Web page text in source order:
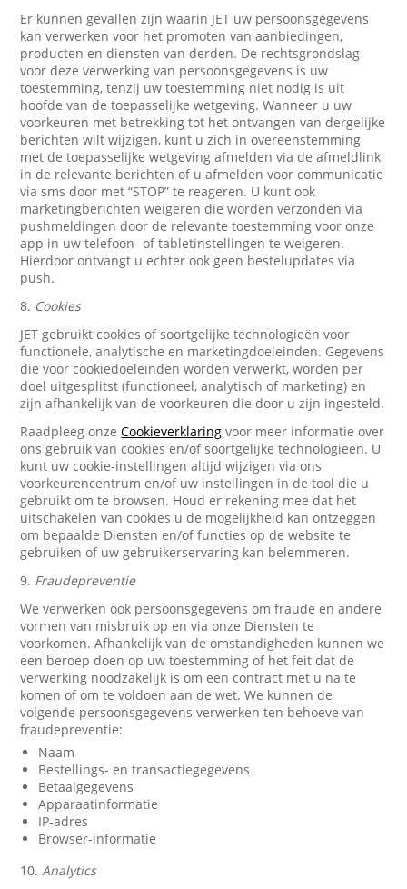
Er kunnen gevallen zijn waarin JET uw persoonsgegevens
kan verwerken voor het promoten van aanbiedingen,
producten en diensten van derden. De rechtsgrondslag
voor deze verwerking van persoonsgegevens is uw
toestemming, tenzij uw toestemming niet nodig is uit
hoofde van de toepasselijke wetgeving. Wanneer u uw
voorkeuren met betrekking tot het ontvangen van dergelijke
berichten wilt wijzigen, kunt u zich in overeenstemming
met de toepasselijke wetgeving afmelden via de afmeldlink
in de relevante berichten of u afmelden voor communicatie
via sms door met “STOP” te reageren. U kunt ook
marketingberichten weigeren die worden verzonden via
pushmeldingen door de relevante toestemming voor onze
app in uw telefoon- of tabletinstellingen te weigeren.
Hierdoor ontvangt u echter ook geen bestelupdates via
push.
8. Cookies
JET gebruikt cookies of soortgelijke technologieën voor
functionele, analytische en marketingdoeleinden. Gegevens
die voor cookiedoeleinden worden verwerkt, worden per
doel uitgesplitst (functioneel, analytisch of marketing) en
zijn afhankelijk van de voorkeuren die door u zijn ingesteld.
Raadpleeg onzeCookieverklaring voor meer informatie over
ons gebruik van cookies en/of soortgelijke technologieën. U
kunt uw cookie-instellingen altijd wijzigen via ons
voorkeurencentrum en/of uw instellingen in de tool die u
gebruikt om te browsen. Houd er rekening mee dat het
uitschakelen van cookies u de mogelijkheid kan ontzeggen
om bepaalde Diensten en/of functies op de website te
gebruiken of uw gebruikerservaring kan belemmeren.
9. Fraudepreventie
We verwerken ook persoonsgegevens om fraude en andere
vormen van misbruik op en via onze Diensten te
voorkomen. Afhankelijk van de omstandigheden kunnen we
een beroep doen op uw toestemming of het feit dat de
verwerking noodzakelijk is om een contract met u na te
komen of om te voldoen aan de wet. We kunnen de
volgende persoonsgegevens verwerken ten behoeve van
fraudepreventie:
Naam
Bestellings- en transactiegegevens
Betaalgegevens
Apparaatinformatie
IP-adres
Browser-informatie
10.Analytics